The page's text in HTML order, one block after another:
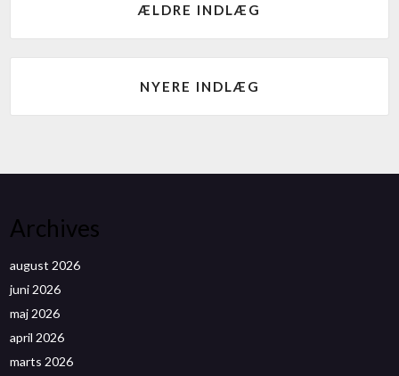
ÆLDRE INDLÆG
NYERE INDLÆG
Archives
august 2026
juni 2026
maj 2026
april 2026
marts 2026